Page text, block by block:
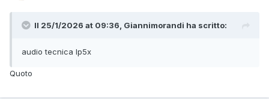
Il 25/1/2026 at 09:36, Giannimorandi ha scritto:
audio tecnica lp5x
Quoto